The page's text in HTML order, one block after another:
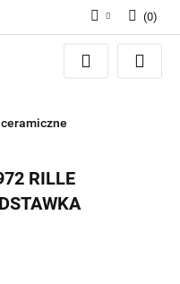
Zaloguj się
(0)
RILLE